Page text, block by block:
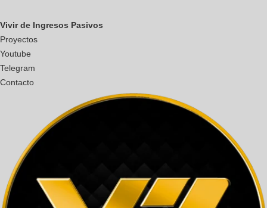
Vivir de Ingresos Pasivos
Proyectos
Youtube
Telegram
Contacto